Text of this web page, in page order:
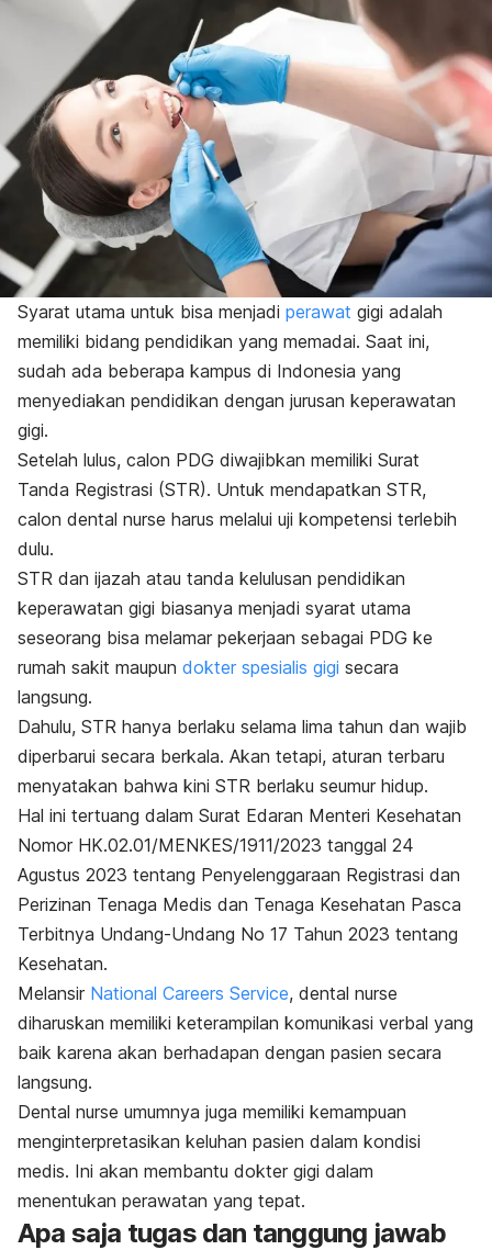
Syarat utama untuk bisa menjadi perawat gigi adalah
memiliki bidang pendidikan yang memadai. Saat ini,
sudah ada beberapa kampus di Indonesia yang
menyediakan pendidikan dengan jurusan keperawatan
gigi.
Setelah lulus, calon PDG diwajibkan memiliki Surat
Tanda Registrasi (STR). Untuk mendapatkan STR,
calon dental nurse harus melalui uji kompetensi terlebih
dulu.
STR dan ijazah atau tanda kelulusan pendidikan
keperawatan gigi biasanya menjadi syarat utama
seseorang bisa melamar pekerjaan sebagai PDG ke
rumah sakit maupun dokter spesialis gigi secara
langsung.
Dahulu, STR hanya berlaku selama lima tahun dan wajib
diperbarui secara berkala. Akan tetapi, aturan terbaru
menyatakan bahwa kini STR berlaku seumur hidup.
Hal ini tertuang dalam Surat Edaran Menteri Kesehatan
Nomor HK.02.01/MENKES/1911/2023 tanggal 24
Agustus 2023 tentang Penyelenggaraan Registrasi dan
Perizinan Tenaga Medis dan Tenaga Kesehatan Pasca
Terbitnya Undang-Undang No 17 Tahun 2023 tentang
Kesehatan.
Melansir National Careers Service, dental nurse
diharuskan memiliki keterampilan komunikasi verbal yang
baik karena akan berhadapan dengan pasien secara
langsung.
Dental nurse umumnya juga memiliki kemampuan
menginterpretasikan keluhan pasien dalam kondisi
medis. Ini akan membantu dokter gigi dalam
menentukan perawatan yang tepat.
Apa saja tugas dan tanggung jawab